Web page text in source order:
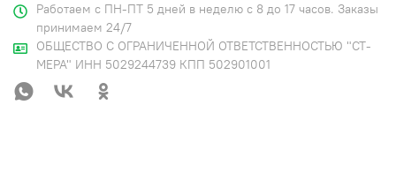
Работаем с ПН-ПТ 5 дней в неделю с 8 до 17 часов. Заказы
принимаем 24/7
ОБЩЕСТВО С ОГРАНИЧЕННОЙ ОТВЕТСТВЕННОСТЬЮ "СТ-
МЕРА" ИНН 5029244739 КПП 502901001